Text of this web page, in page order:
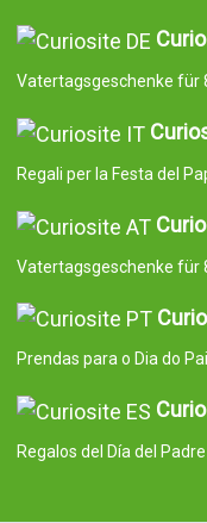
Vatertagsgeschenke für
Regali per la Festa del
Vatertagsgeschenke für
Prendas para o Dia do
Regalos del Día del